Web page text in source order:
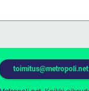
toimitus@metropoli.net